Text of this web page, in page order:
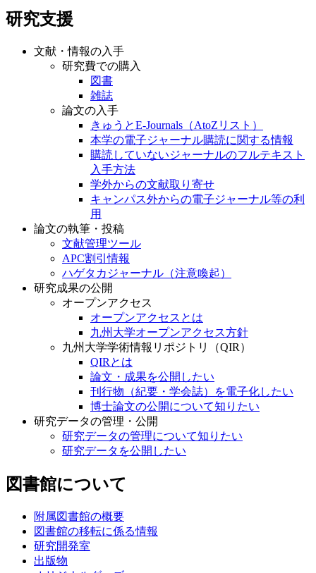
研究支援
文献・情報の入手
研究費での購入
図書
雑誌
論文の入手
きゅうとE-Journals（AtoZリスト）
本学の電子ジャーナル購読に関する情報
購読していないジャーナルのフルテキスト
入手方法
学外からの文献取り寄せ
キャンパス外からの電子ジャーナル等の利
用
論文の執筆・投稿
文献管理ツール
APC割引情報
ハゲタカジャーナル（注意喚起）
研究成果の公開
オープンアクセス
オープンアクセスとは
九州大学オープンアクセス方針
九州大学学術情報リポジトリ（QIR）
QIRとは
論文・成果を公開したい
刊行物（紀要・学会誌）を電子化したい
博士論文の公開について知りたい
研究データの管理・公開
研究データの管理について知りたい
研究データを公開したい
図書館について
附属図書館の概要
図書館の移転に係る情報
研究開発室
出版物